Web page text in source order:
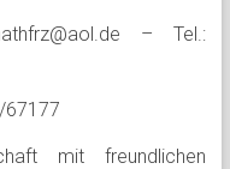
– Tel.:
67177
mit freundlichen